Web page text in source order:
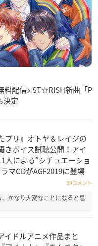
料配信♪ ST☆RISH新曲「P
決定
プリ』オトヤ＆レイジの
きボイス試聴公開！アイ
人による”シチュエーショ
マCDがAGF2019に登場
39コメント
かなり大変なことになると思
イドルアニメ作品まと